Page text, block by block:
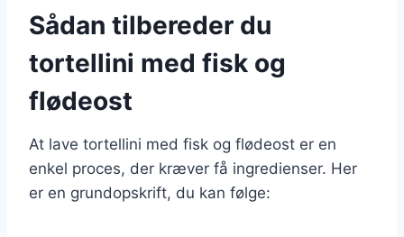
Sådan tilbereder du
tortellini med fisk og
flødeost
At lave tortellini med fisk og flødeost er en
enkel proces, der kræver få ingredienser. Her
er en grundopskrift, du kan følge: